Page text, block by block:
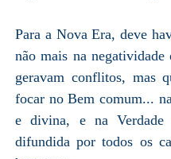
Para a Nova Era, deve
não mais na
geravam conflitos, mas
focar no Bem comum...
e divina, e na Verdade
difundida por todos os